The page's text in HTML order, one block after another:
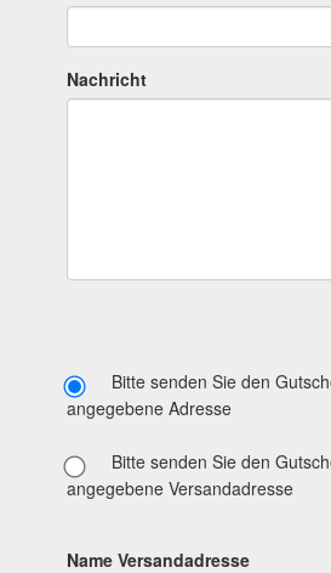
Nachricht
Bitte senden Sie den
angegebene Adresse
Bitte senden Sie den
angegebene Versandadresse
Name Versandadresse